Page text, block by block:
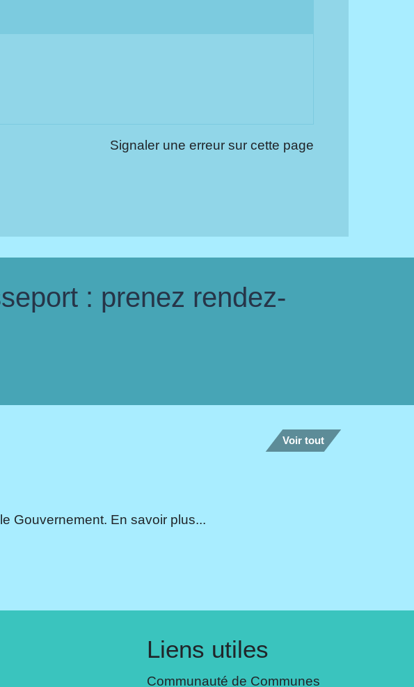
Signaler une erreur sur cette page
: prenez rendez-
Voir tout
Gouvernement. En savoir plus...
Liens utiles
Communauté de Communes